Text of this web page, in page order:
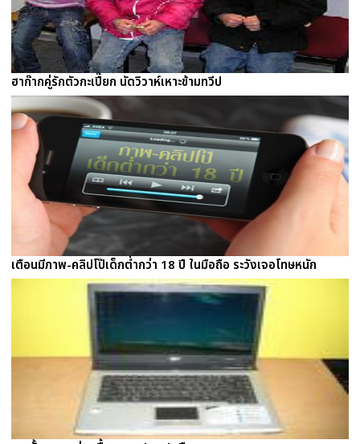
ฮาก๊ากคู่รักตัวกะเปี๊ยก นัดวิวาห์เหาะข้ามทวีป
เตือนมีภาพ-คลิปโป๊เด็กต่ำกว่า 18 ปี ในมือถือ ระวังเจอโทษหนัก